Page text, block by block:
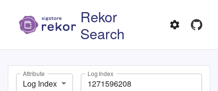
Rekor
Search
Attribute
Log Index
Log Index